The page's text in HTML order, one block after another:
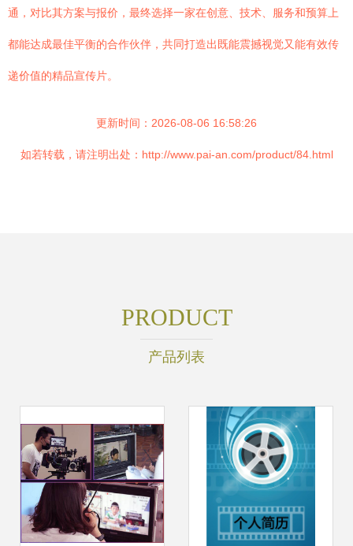
通，对比其方案与报价，最终选择一家在创意、技术、服务和预算上
都能达成最佳平衡的合作伙伴，共同打造出既能震撼视觉又能有效传
递价值的精品宣传片。
更新时间：2026-08-06 16:58:26
如若转载，请注明出处：http://www.pai-an.com/product/84.html
PRODUCT
产品列表